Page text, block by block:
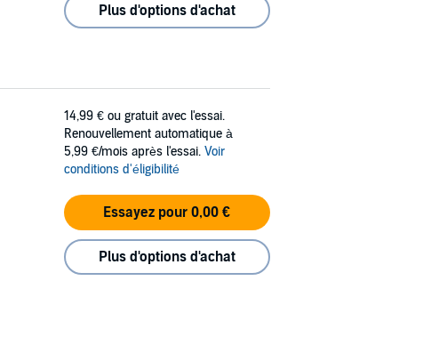
Plus d'options d'achat
14,99 € ou gratuit avec l'essai.
Renouvellement automatique à
5,99 €/mois après l'essai. Voir
conditions d'éligibilité
Essayez pour 0,00 €
Plus d'options d'achat